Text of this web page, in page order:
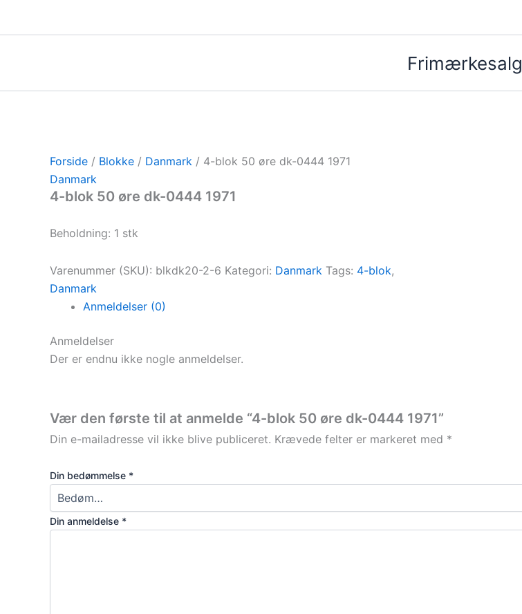
Frimærkesalg
Forside / Blokke / Danmark / 4-blok 50 øre dk-0444 1971
Danmark
4-blok 50 øre dk-0444 1971
Beholdning: 1 stk
Varenummer (SKU): blkdk20-2-6 Kategori: Danmark Tags: 4-blok,
Danmark
Anmeldelser (0)
Anmeldelser
Der er endnu ikke nogle anmeldelser.
Vær den første til at anmelde “4-blok 50 øre dk-0444 1971”
Din e-mailadresse vil ikke blive publiceret. Krævede felter er markeret med *
Din bedømmelse *
Din anmeldelse *